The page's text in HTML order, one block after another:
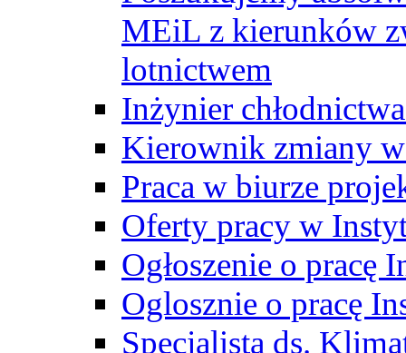
MEiL z kierunków
lotnictwem
Inżynier
Kierownik zmiany
Praca w biurze
Oferty pracy w
Ogłoszenie o pracę
Oglosznie o pracę
Specjalista ds.